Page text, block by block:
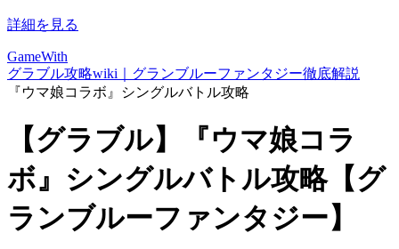
詳細を見る
GameWith
グラブル攻略wiki｜グランブルーファンタジー徹底解説
『ウマ娘コラボ』シングルバトル攻略
【グラブル】『ウマ娘コラ
ボ』シングルバトル攻略【グ
ランブルーファンタジー】